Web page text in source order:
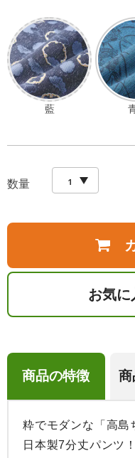
藍
数量
お気に
商品の特徴 商
粋でモダンな「高島
日本製7分丈パンツ！